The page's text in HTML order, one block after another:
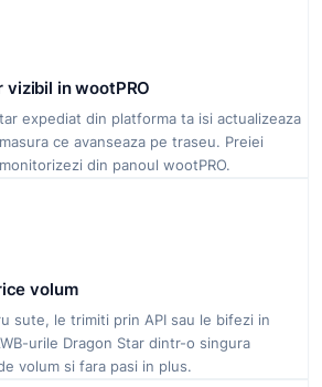
vizibil in wootPRO
expediat din platforma ta isi actualizeaza
ce avanseaza pe traseu. Preiei
din panoul wootPRO.
volum
sute, le trimiti prin API sau le bifezi in
urile Dragon Star dintr-o singura
volum si fara pasi in plus.